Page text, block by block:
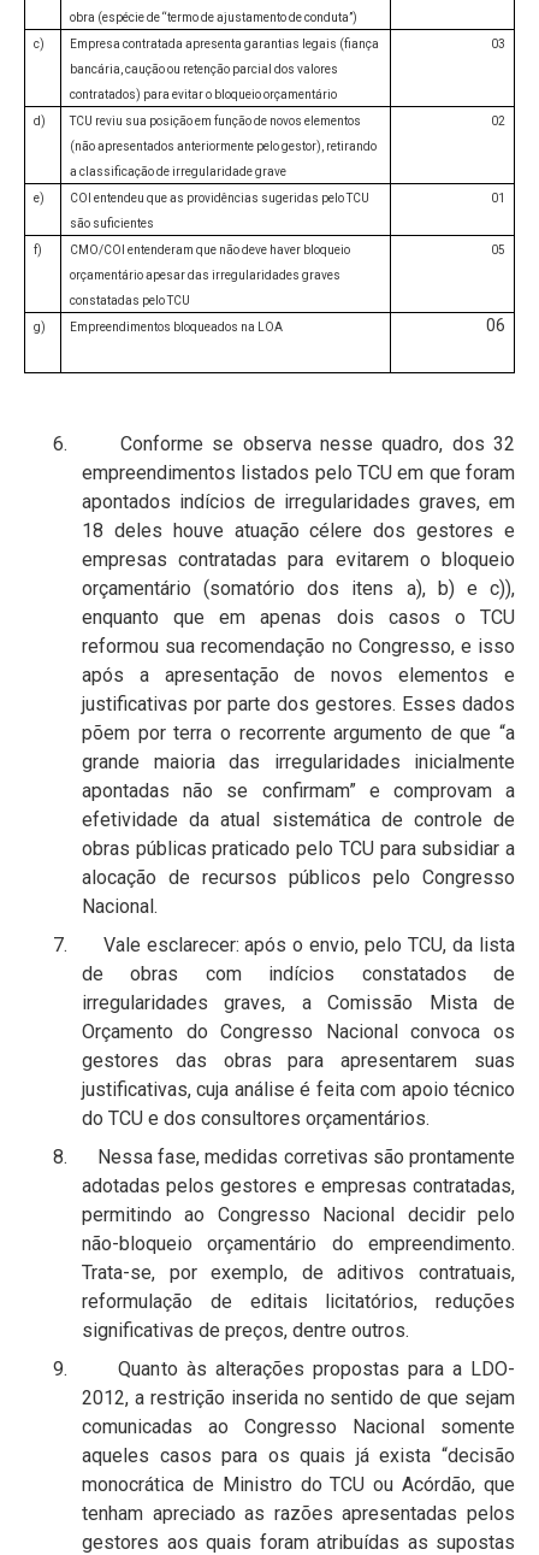
obra (espécie de “termo de ajustamento de conduta”)
c)
Empresa contratada apresenta garantias legais (fiança
bancária, caução ou retenção parcial dos valores
contratados) para evitar o bloqueio orçamentário
03
d)
TCU reviu sua posição em função de novos elementos
(não apresentados anteriormente pelo gestor), retirando
a classificação de irregularidade grave
02
e)
COI entendeu que as providências sugeridas pelo TCU
são suficientes
01
f)
CMO/COI entenderam que não deve haver bloqueio
orçamentário apesar das irregularidades graves
constatadas pelo TCU
05
g) Empreendimentos bloqueados na LOA 06
6. Conforme se observa nesse quadro, dos 32
empreendimentos listados pelo TCU em que foram
apontados indícios de irregularidades graves, em
18 deles houve atuação célere dos gestores e
empresas contratadas para evitarem o bloqueio
orçamentário (somatório dos itens a), b) e c)),
enquanto que em apenas dois casos o TCU
reformou sua recomendação no Congresso, e isso
após a apresentação de novos elementos e
justificativas por parte dos gestores. Esses dados
põem por terra o recorrente argumento de que “a
grande maioria das irregularidades inicialmente
apontadas não se confirmam” e comprovam a
efetividade da atual sistemática de controle de
obras públicas praticado pelo TCU para subsidiar a
alocação de recursos públicos pelo Congresso
Nacional.
7. Vale esclarecer: após o envio, pelo TCU, da lista
de obras com indícios constatados de
irregularidades graves, a Comissão Mista de
Orçamento do Congresso Nacional convoca os
gestores das obras para apresentarem suas
justificativas, cuja análise é feita com apoio técnico
do TCU e dos consultores orçamentários.
8. Nessa fase, medidas corretivas são prontamente
adotadas pelos gestores e empresas contratadas,
permitindo ao Congresso Nacional decidir pelo
não-bloqueio orçamentário do empreendimento.
Trata-se, por exemplo, de aditivos contratuais,
reformulação de editais licitatórios, reduções
significativas de preços, dentre outros.
9. Quanto às alterações propostas para a LDO-
2012, a restrição inserida no sentido de que sejam
comunicadas ao Congresso Nacional somente
aqueles casos para os quais já exista “decisão
monocrática de Ministro do TCU ou Acórdão, que
tenham apreciado as razões apresentadas pelos
gestores aos quais foram atribuídas as supostas